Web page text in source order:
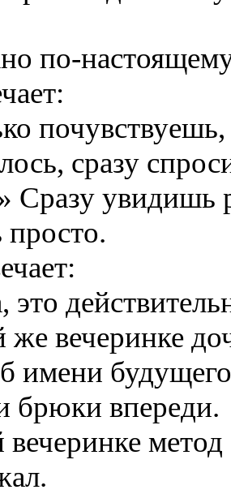
по-
сразу
Сразу увидишь
просто.
же вечеринке
имени
брюки впереди.